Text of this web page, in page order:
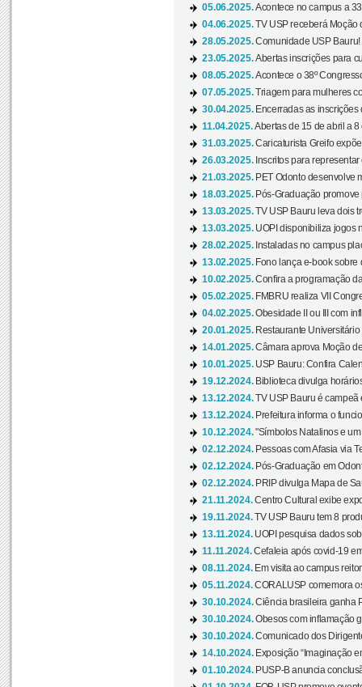
05.06.2025.Acontece no campus a
04.06.2025.TV USP receberá Moção
28.05.2025.Comunidade USP Bauru!
23.05.2025.Abertas inscrições para
08.05.2025.Acontece o 38º
07.05.2025.Triagem para mulheres
30.04.2025. Encerradas as inscrições
11.04.2025.Abertas de 15 de abril a
31.03.2025.Caricaturista Greifo
26.03.2025. Inscritos para
21.03.2025. PET Odonto desenvolve
18.03.2025. Pós-Graduação
13.03.2025.TV USP Bauru leva dois
13.03.2025. UOPI disponibiliza jogos
28.02.2025. Instaladas no campus
13.02.2025. Fono lança e-book sobre
10.02.2025.Confira a programação
05.02.2025. FMBRU realiza VII
04.02.2025.Obesidade II ou III com
20.01.2025. Restaurante
14.01.2025.Câmara aprova Moção
10.01.2025. USP Bauru: Confira
19.12.2024. Biblioteca divulga
13.12.2024.TV USP Bauru é campeã
13.12.2024. Prefeitura informa o
10.12.2024."Símbolos Natalinos e
02.12.2024. Pessoas com Afasia via
02.12.2024. Pós-Graduação em
02.12.2024. PRIP divulga Mapa de
21.11.2024.Centro Cultural exibe
19.11.2024.TV USP Bauru tem 8
13.11.2024. UOPI pesquisa dados
11.11.2024.Cefaleia após covid-19
08.11.2024. Em visita ao campus
05.11.2024.CORALUSP comemora
30.10.2024.Ciência brasileira ganha
30.10.2024.Obesos com inflamação
30.10.2024.Comunicado dos
14.10.2024. Exposição “Imaginação
01.10.2024. PUSP-B anuncia